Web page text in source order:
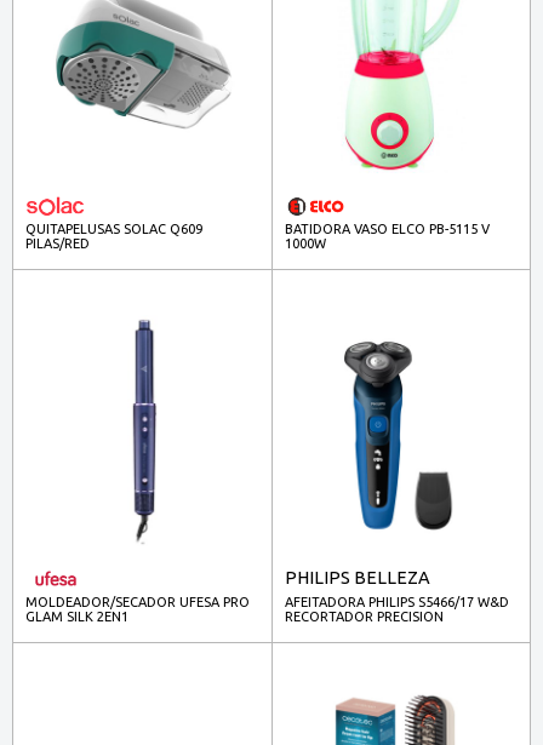
QUITAPELUSAS SOLAC Q609
PILAS/RED
BATIDORA VASO ELCO PB-5115 V
1000W
MOLDEADOR/SECADOR UFESA PRO
GLAM SILK 2EN1
PHILIPS BELLEZA
AFEITADORA PHILIPS S5466/17 W&D
RECORTADOR PRECISION